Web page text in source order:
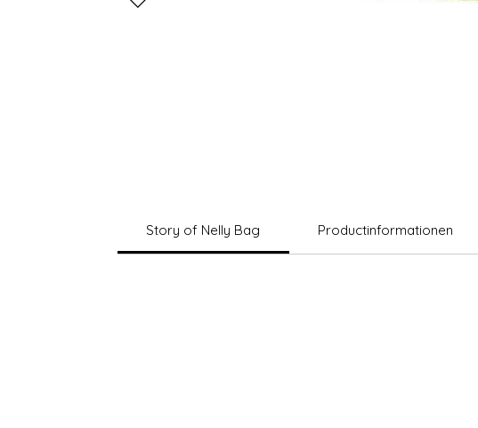
Story of Nelly Bag Productinformationen